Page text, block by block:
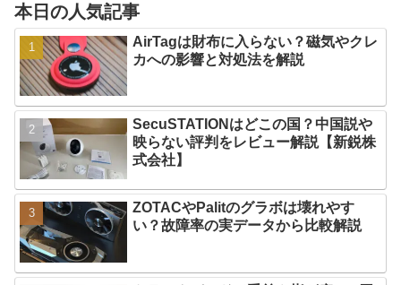
本日の人気記事
AirTagは財布に入らない？磁気やクレ
カへの影響と対処法を解説
SecuSTATIONはどこの国？中国説や
映らない評判をレビュー解説【新鋭株
式会社】
ZOTACやPalitのグラボは壊れやす
い？故障率の実データから比較解説